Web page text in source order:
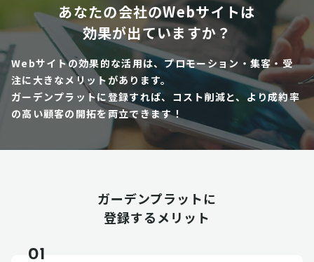
あなたの会社のWebサイトは
効果が出ていますか？
Webサイトの効果的な活用は、プロモーション・集客・受
注に大きなメリットがあります。
ガーデンプラットに登録すれば、コスト削減と、より成約率
の高い顧客の開拓を両立できます！
ガーデンプラットに
登録するメリット
01